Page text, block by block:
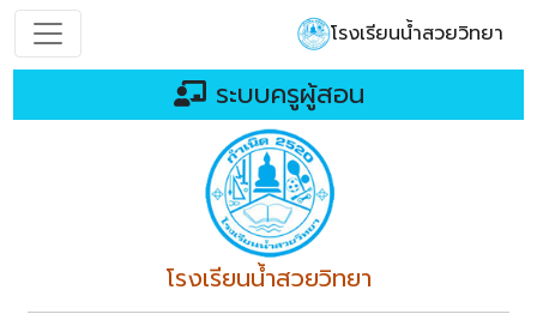
โรงเรียนน้ำสวยวิทยา
ระบบครูผู้สอน
โรงเรียนน้ำสวยวิทยา